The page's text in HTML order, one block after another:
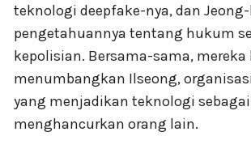
teknologi deepfake-nya, dan
pengetahuannya tentang hukum
kepolisian. Bersama-sama, mereka
menumbangkan Ilseong,
yang menjadikan teknologi
menghancurkan orang lain.